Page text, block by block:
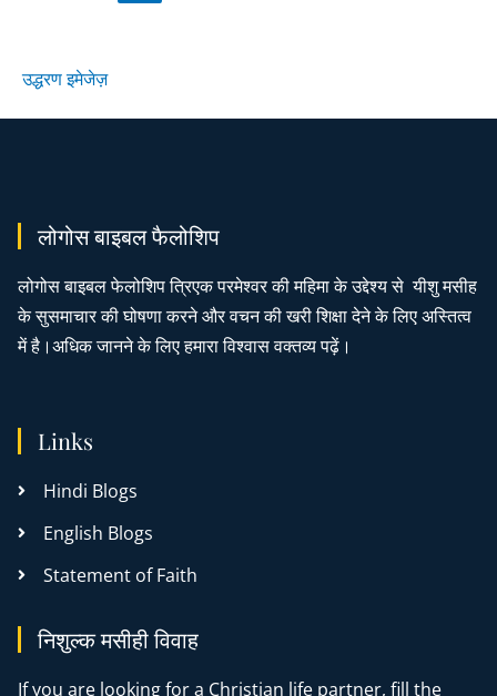
उद्धरण इमेजेज़
लोगोस बाइबल फैलोशिप
लोगोस बाइबल फेलोशिप त्रिएक परमेश्वर की महिमा के उद्देश्य से यीशु मसीह
के सुसमाचार की घोषणा करने और वचन की खरी शिक्षा देने के लिए अस्तित्व
में है।अधिक जानने के लिए हमारा विश्वास वक्तव्य पढ़ें।
Links
Hindi Blogs
English Blogs
Statement of Faith
निशुल्क मसीही विवाह
If you are looking for a Christian life partner, fill the